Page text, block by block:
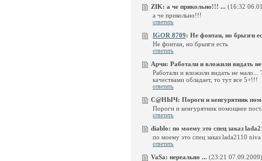
ZIK: а че прикольно!!! ... (16:32
а че прикольно!!!
ответить
IGOR 8709: Не фонтан, но брызги
Не фонтан, но брызги есть
ответить
Арчи: Работали и вложили видать
Работали и вложили видать не
качествами обладает, то тут все 5+!!!
ответить
С@НЫЧ: Пороги и кенгурятник
Пороги и кенгурятник помощнее
ответить
diablo: по моему это спец заказ
по моему это спец заказ lada2110
ответить
VaSa: нереально ... (23:21 07.09.2009)